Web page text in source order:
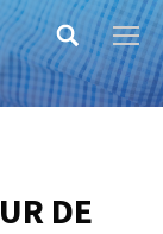
Search:
DE